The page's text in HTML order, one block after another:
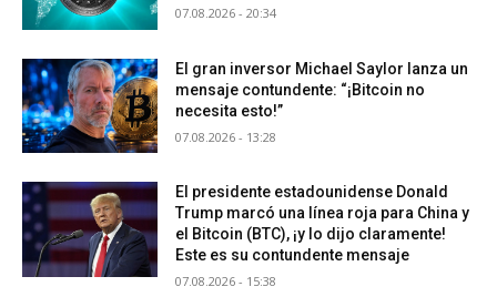
07.08.2026 - 20:34
El gran inversor Michael Saylor lanza un
mensaje contundente: “¡Bitcoin no
necesita esto!”
07.08.2026 - 13:28
El presidente estadounidense Donald
Trump marcó una línea roja para China y
el Bitcoin (BTC), ¡y lo dijo claramente!
Este es su contundente mensaje
07.08.2026 - 15:38